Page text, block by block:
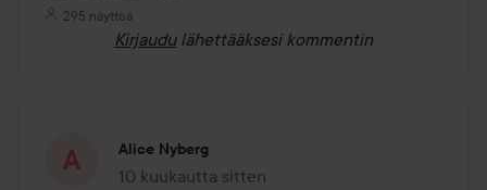
295 näyttöä
Kirjaudu lähettääksesi kommentin
Alice Nyberg
10 kuukautta sitten
Viesti luotiin 10 kuukautta sitten